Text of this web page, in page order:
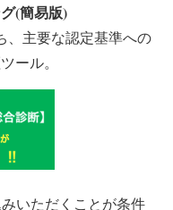
(簡易版)
、主要な認定基準への
ール。
いただくことが条件